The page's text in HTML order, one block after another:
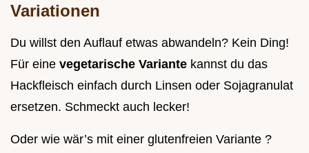
Variationen
Du willst den Auflauf etwas abwandeln? Kein Ding!
Für eine vegetarische Variante kannst du das
Hackfleisch einfach durch Linsen oder Sojagranulat
ersetzen. Schmeckt auch lecker!
Oder wie wär’s mit einer glutenfreien Variante ?